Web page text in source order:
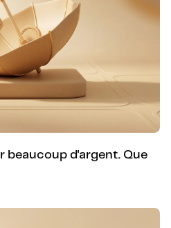
beaucoup d'argent. Que